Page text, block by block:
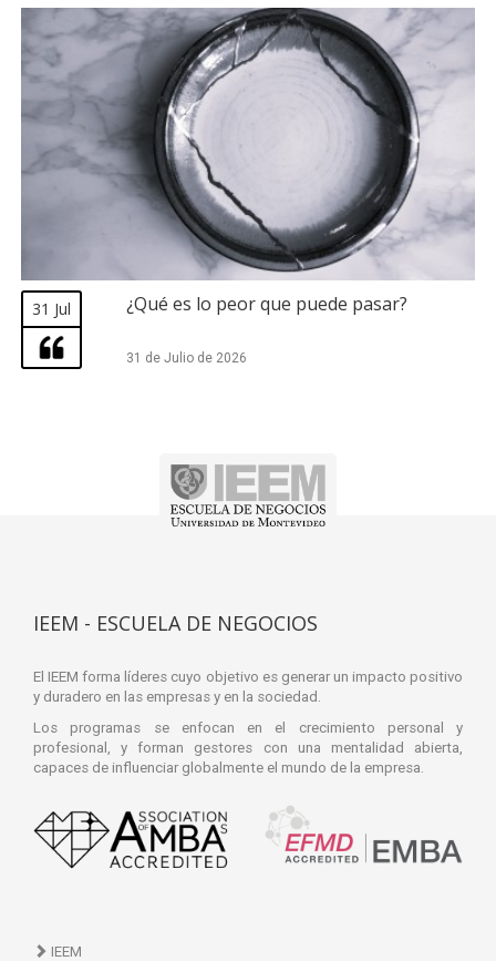
31 Jul ¿Qué es lo peor que puede pasar?
31 de Julio de 2026
IEEM - ESCUELA DE NEGOCIOS
El IEEM forma líderes cuyo objetivo es generar un impacto positivo
y duradero en las empresas y en la sociedad.
Los programas se enfocan en el crecimiento personal y
profesional, y forman gestores con una mentalidad abierta,
capaces de influenciar globalmente el mundo de la empresa.
IEEM